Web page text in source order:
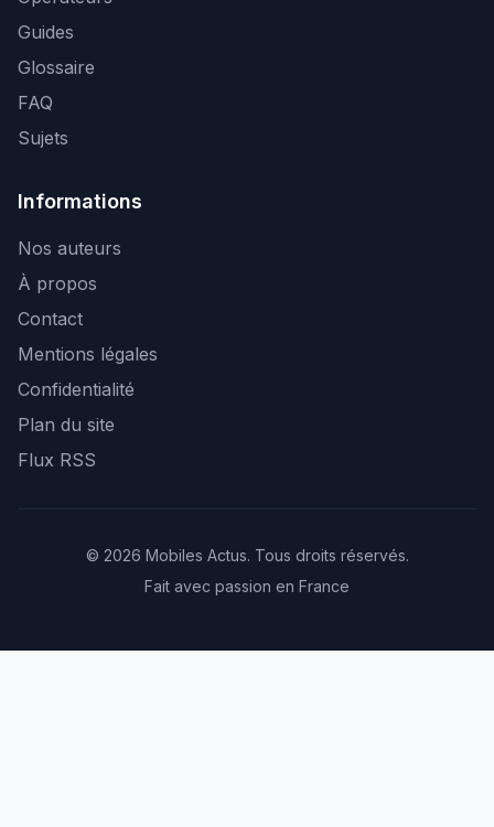
Guides
Glossaire
FAQ
Sujets
Informations
Nos auteurs
À propos
Contact
Mentions légales
Confidentialité
Plan du site
Flux RSS
© 2026 Mobiles Actus. Tous droits réservés.
Fait avec passion en France